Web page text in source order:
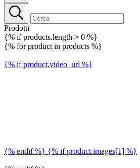
Prodotti
{% if products.length > 0 %}
{% for product in products %}
{% if product.video_url %}
{% endif %} {% if product.images[1] %}